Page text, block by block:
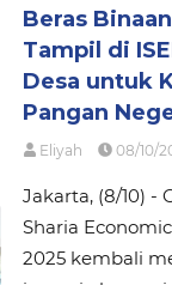
Beras
Tampil di
Desa untuk
Pangan
Eliyah 08/10/
Jakarta, (8/10) -
Sharia
2025 kembali